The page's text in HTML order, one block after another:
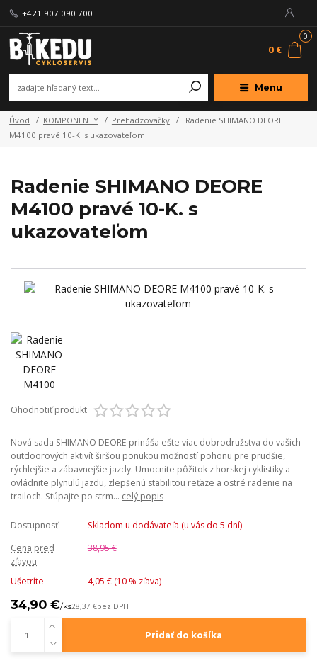
Menu
+421 907 090 700
0
0 €
Úvod KOMPONENTY Prehadzovačky
Radenie SHIMANO DEORE
M4100 pravé 10-K. s ukazovateľom
Radenie SHIMANO DEORE
M4100 pravé 10-K. s
ukazovateľom
Ohodnotiť produkt
Nová sada SHIMANO DEORE prináša ešte viac dobrodružstva do vašich
outdoorových aktivít širšou ponukou možností pohonu pre prudšie,
rýchlejšie a zábavnejšie jazdy. Umocnite pôžitok z horskej cyklistiky a
ovládnite plynulú jazdu, zlepšenú stabilitou reťaze a ostré radenie na
trailoch. Stúpajte po strm... celý popis
Dostupnosť
Skladom u dodávateľa (u vás do 5 dní)
Cena pred
zľavou
38,95 €
Ušetríte 4,05 € (10% zľava)
34,90 €/ks28,37 €bez DPH
Pridať do košíka